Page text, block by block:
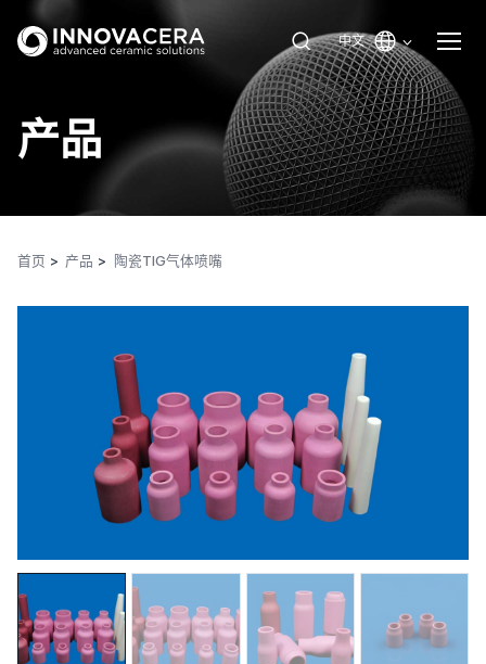
中文
产品
首页 产品 陶瓷TIG气体喷嘴